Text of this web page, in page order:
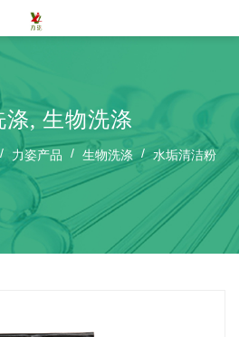
涤, 生物洗涤
/ 力姿产品 / 生物洗涤 / 水垢清洁粉